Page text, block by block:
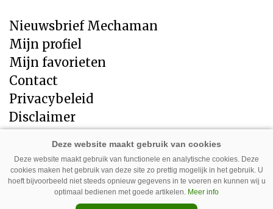
Nieuwsbrief Mechaman
Mijn profiel
Mijn favorieten
Contact
Privacybeleid
Disclaimer
Direct naar
LandbouwMechanisatie
Tuin en Park Techniek
Deze website maakt gebruik van functionele en analytische cookies. Deze
cookies maken het gebruik van deze site zo prettig mogelijk in het gebruik. U
hoeft bijvoorbeeld niet steeds opnieuw gegevens in te voeren en kunnen wij u
optimaal bedienen met goede artikelen. Meer info